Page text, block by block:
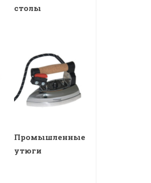
столы
Промышленные
утюги